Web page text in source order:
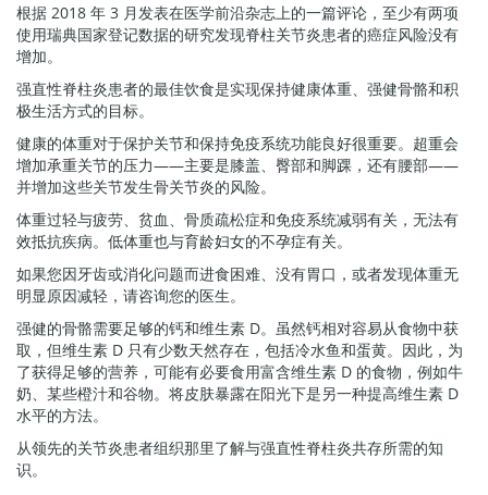
根据 2018 年 3 月发表在医学前沿杂志上的一篇评论，至少有两项
使用瑞典国家登记数据的研究发现脊柱关节炎患者的癌症风险没有
增加。
强直性脊柱炎患者的最佳饮食是实现保持健康体重、强健骨骼和积
极生活方式的目标。
健康的体重对于保护关节和保持免疫系统功能良好很重要。超重会
增加承重关节的压力——主要是膝盖、臀部和脚踝，还有腰部——
并增加这些关节发生骨关节炎的风险。
体重过轻与疲劳、贫血、骨质疏松症和免疫系统减弱有关，无法有
效抵抗疾病。低体重也与育龄妇女的不孕症有关。
如果您因牙齿或消化问题而进食困难、没有胃口，或者发现体重无
明显原因减轻，请咨询您的医生。
强健的骨骼需要足够的钙和维生素 D。虽然钙相对容易从食物中获
取，但维生素 D 只有少数天然存在，包括冷水鱼和蛋黄。因此，为
了获得足够的营养，可能有必要食用富含维生素 D 的食物，例如牛
奶、某些橙汁和谷物。将皮肤暴露在阳光下是另一种提高维生素 D
水平的方法。
从领先的关节炎患者组织那里了解与强直性脊柱炎共存所需的知
识。